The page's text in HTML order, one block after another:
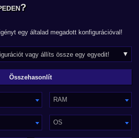
egy általad megadott konfigurációval!
RAM
OS